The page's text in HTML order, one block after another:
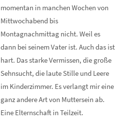
momentan in manchen Wochen von
Mittwochabend bis
Montagnachmittag nicht. Weil es
dann bei seinem Vater ist. Auch das ist
hart. Das starke Vermissen, die große
Sehnsucht, die laute Stille und Leere
im Kinderzimmer. Es verlangt mir eine
ganz andere Art von Muttersein ab.
Eine Elternschaft in Teilzeit.